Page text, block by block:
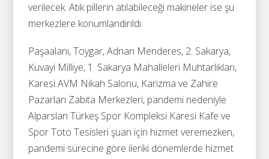
verilecek. Atık pillerin atılabileceği makineler ise şu
merkezlere konumlandırıldı:
Paşaalanı, Toygar, Adnan Menderes, 2. Sakarya,
Kuvayi Milliye, 1. Sakarya Mahalleleri Muhtarlıkları,
Karesi AVM Nikah Salonu, Karizma ve Zahire
Pazarları Zabıta Merkezleri, pandemi nedeniyle
Alparslan Türkeş Spor Kompleksi Karesi Kafe ve
Spor Toto Tesisleri şuan için hizmet veremezken,
pandemi sürecine göre ileriki dönemlerde hizmet